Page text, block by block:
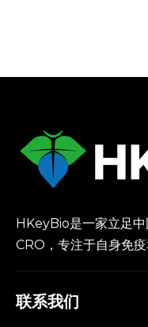
HKeyBio是一家立足
CRO，专注于自身免疫
联系我们